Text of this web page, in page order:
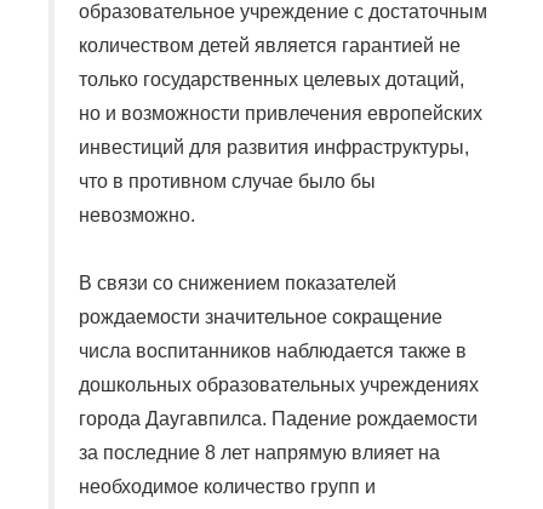
образовательное учреждение с достаточным
количеством детей является гарантией не
только государственных целевых дотаций,
но и возможности привлечения европейских
инвестиций для развития инфраструктуры,
что в противном случае было бы
невозможно.
В связи со снижением показателей
рождаемости значительное сокращение
числа воспитанников наблюдается также в
дошкольных образовательных учреждениях
города Даугавпилса. Падение рождаемости
за последние 8 лет напрямую влияет на
необходимое количество групп и